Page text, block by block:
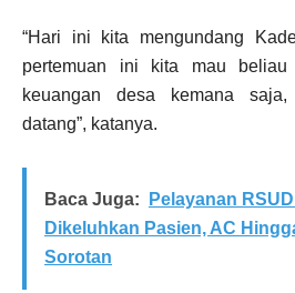
“Hari ini kita mengundang
pertemuan ini kita mau beliau
keuangan desa kemana
datang”, katanya.
Baca Juga:
Pelayanan
Dikeluhkan Pasien, AC
Sorotan